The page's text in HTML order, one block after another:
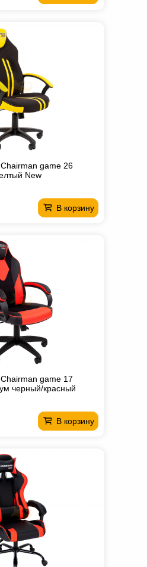
game 26
New
В корзину
game 17
черный/красный
В корзину